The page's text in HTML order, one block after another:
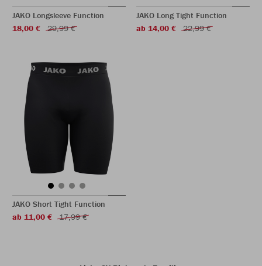
JAKO Longsleeve Function
18,00 €
29,99 €
JAKO Long Tight Function
ab 14,00 €
22,99 €
JAKO Short Tight Function
ab 11,00 €
17,99 €